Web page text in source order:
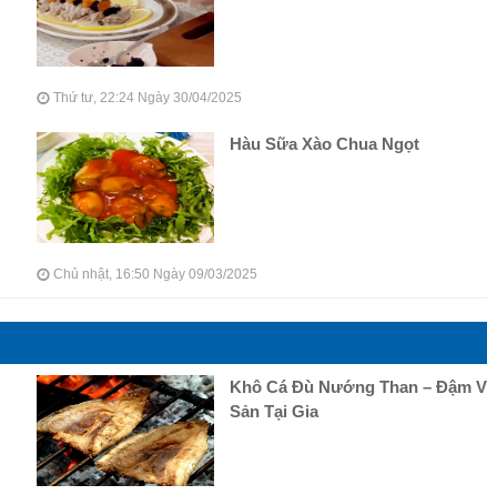
Thứ tư, 22:24 Ngày 30/04/2025
Hàu Sữa Xào Chua Ngọt
Chủ nhật, 16:50 Ngày 09/03/2025
Khô Cá Đù Nướng Than – Đậm
Sản Tại Gia